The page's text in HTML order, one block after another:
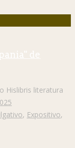
de
Hislibris literatura
, Expositivo,